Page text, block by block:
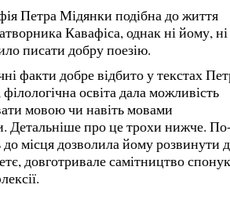
Петра Мідянки подібна до життя
Кавафіса, однак ні йому, ні
писати добру поезію.
факти добре відбито у текстах
освіта дала можливість
мовою чи навіть мовами
Детальніше про це трохи нижче.
до місця дозволила йому розвинути
довготривале самітництво